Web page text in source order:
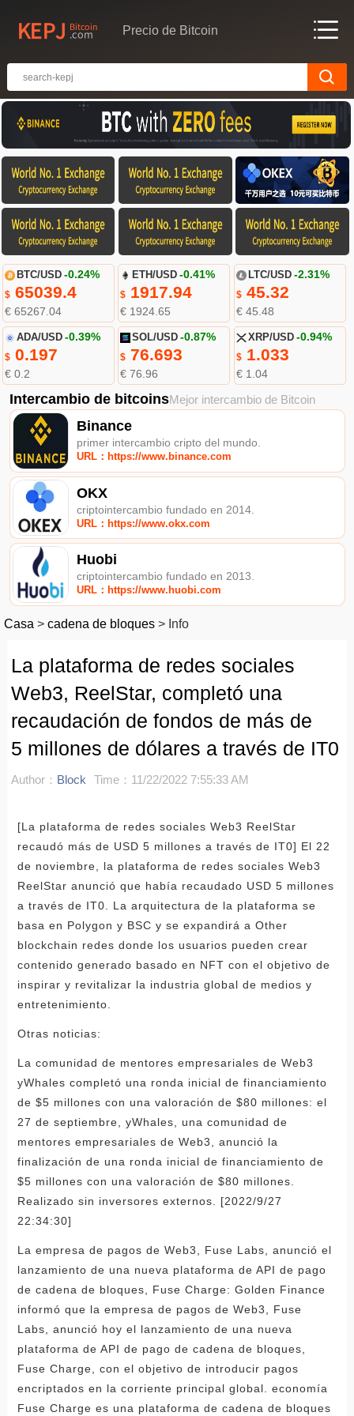
Precio de Bitcoin
BTC/USD -0.24%
$65039.4
€ 65267.04
ETH/USD -0.41%
$ 1917.94
€ 1924.65
LTC/USD -2.31%
$45.32
€ 45.48
ADA/USD -0.39%
$0.197
€ 0.2
SOL/USD -0.87%
$ 76.693
€ 76.96
XRP/USD -0.94%
$1.033
€ 1.04
Intercambio de bitcoinsMejor intercambio de Bitcoin
Binance
primer intercambio cripto del mundo.
URL：https://www.binance.com
OKX
criptointercambio fundado en 2014.
URL：https://www.okx.com
Huobi
criptointercambio fundado en 2013.
URL：https://www.huobi.com
Casa > cadena de bloques > Info
La plataforma de redes sociales
Web3, ReelStar, completó una
recaudación de fondos de más de
5 millones de dólares a través de IT0
Author： Block Time：11/22/2022 7:55:33 AM
[La plataforma de redes sociales Web3 ReelStar
recaudó más de USD 5 millones a través de IT0] El 22
de noviembre, la plataforma de redes sociales Web3
ReelStar anunció que había recaudado USD 5 millones
a través de IT0. La arquitectura de la plataforma se
basa en Polygon y BSC y se expandirá a Other
blockchain redes donde los usuarios pueden crear
contenido generado basado en NFT con el objetivo de
inspirar y revitalizar la industria global de medios y
entretenimiento.
Otras noticias:
La comunidad de mentores empresariales de Web3
yWhales completó una ronda inicial de financiamiento
de $5 millones con una valoración de $80 millones: el
27 de septiembre, yWhales, una comunidad de
mentores empresariales de Web3, anunció la
finalización de una ronda inicial de financiamiento de
$5 millones con una valoración de $80 millones.
Realizado sin inversores externos. [2022/9/27
22:34:30]
La empresa de pagos de Web3, Fuse Labs, anunció el
lanzamiento de una nueva plataforma de API de pago
de cadena de bloques, Fuse Charge: Golden Finance
informó que la empresa de pagos de Web3, Fuse
Labs, anunció hoy el lanzamiento de una nueva
plataforma de API de pago de cadena de bloques,
Fuse Charge, con el objetivo de introducir pagos
encriptados en la corriente principal global. economía
Fuse Charge es una plataforma de cadena de bloques